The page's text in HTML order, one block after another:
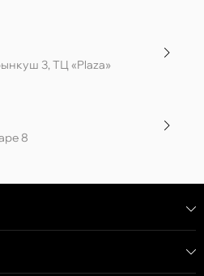
3, ТЦ «Plaza»
8